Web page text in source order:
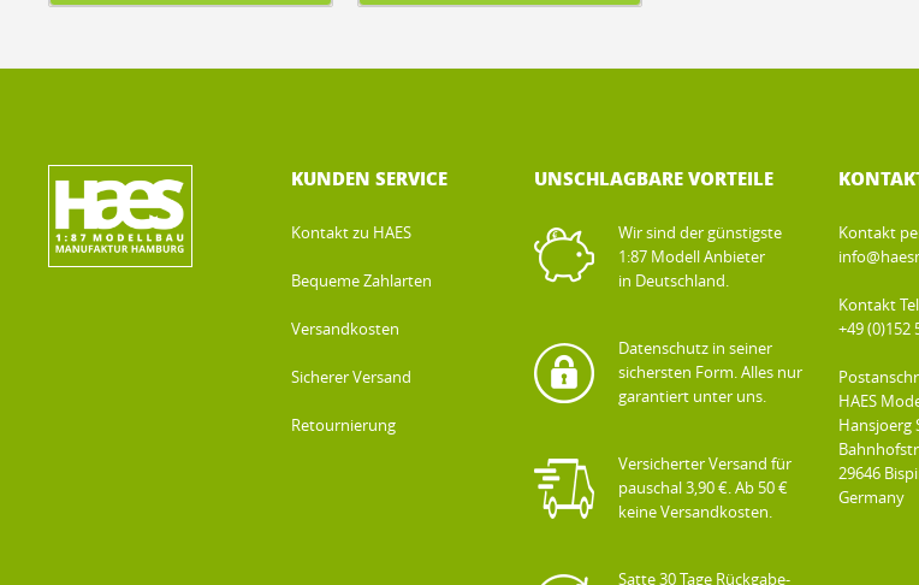
KUNDEN SERVICE
Kontakt zu HAES
Bequeme Zahlarten
Versandkosten
Sicherer Versand
Retournierung
UNSCHLAGBARE VORTEILE
Wir sind der günstigste
1:87 Modell Anbieter
in Deutschland.
Datenschutz in seiner
sichersten Form. Alles nur
garantiert unter uns.
Versicherter Versand für
pauschal 3,90 €. Ab 50 €
keine Versandkosten.
Satte 30 Tage Rückgabe-
Kontakt
Kontakt
+49 (0)152
HAES
Hansjoerg
29646
Germany